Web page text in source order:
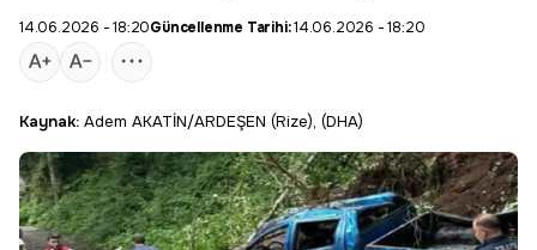
14.06.2026 - 18:20Güncellenme Tarihi:14.06.2026 - 18:20
Kaynak: Adem AKATİN/ARDEŞEN (Rize), (DHA)